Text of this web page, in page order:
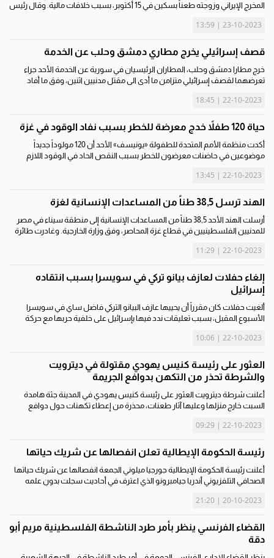
المخرج الإيراني وزوجته طعناً بسكين في 15 أكتوبر، بسبب خلافات مالية. وقال رئيس
23-10-2023 | 13:59
قصف إسرائيلي يخرج مطاري دمشق وحلب عن الخدمة
خرج مطارا دمشق وحلب، المطاران الرئيسيان في سورية عن الخدمة الأحد جراء
تعرضهما لقصف إسرائيلي متزامن ما أدى الى مقتل مدنيين اثنين، وفق ما أفاد
22-10-2023 | 18:45
حياة 120 طفلاً خدج معرضة للخطر بسبب نفاد الوقود في غزة
أكدت منظمة الأمم المتحدة للطفولة «يونيسف» الأحد أن 120 مولوداً جديداً
موضوعين في حاضنات معرضون للخطر بسبب النقص الحاد في الوقود اللازم
أصل 4385 شهيداً في...
22-10-2023 | 13:45
الهند ترسل 38,5 طناً من المساعدات الإنسانية لغزة
أرسلت الهند الأحد 38,5 طناً من المساعدات الإنسانية إلى منطقة سيناء في مصر
للمدنيين الفلسطينيين في قطاع غزة المحاصر، وفق وزارة الخارجية. وغادرت طائرة
22-10-2023 | 11:29
إلغاء حفلات لعازف بيانو تركي في سويسرا بسبب انتقاده
إسرائيل
ألغيت حفلات كان مقرراً أن يحييها عازف البيانو التركي فاضل ساي في سويسرا
الأسبوع المقبل، بسبب تعليقات ندد فيها بإسرائيل على خلفية حربها مع حركة
المنظمة...
22-10-2023 | 10:06
العثور على رئيسة كنيس يهودي مقتولة في ديترويت
والشرطة تحذر من التكهن بدوافع الجريمة
أعلنت شرطة ديترويت العثور على رئيسة كنيس يهودي في المدينة جثة هامدة
السبت خارج منزلها وعليها آثار طعنات، محذرة من إعطاء تكهنات حول دوافع
التحقيق بمقتل...
22-10-2023 | 09:29
رئيسة الحكومة الإيطالية تعلن انفصالها عن شريك حياتها
أعلنت رئيسة الحكومة الإيطالية جورجيا ميلوني الجمعة انفصالها عن شريك حياتها
الصحافي التلفزيوني أندريا جيامبرونو الذي اعترف في أحاديث سجلت بدون علمه
20-10-2023 | 21:20
القضاء الفرنسي ينظر بأمر طرد الناشطة الفلسطينية مريم أبو
دقة